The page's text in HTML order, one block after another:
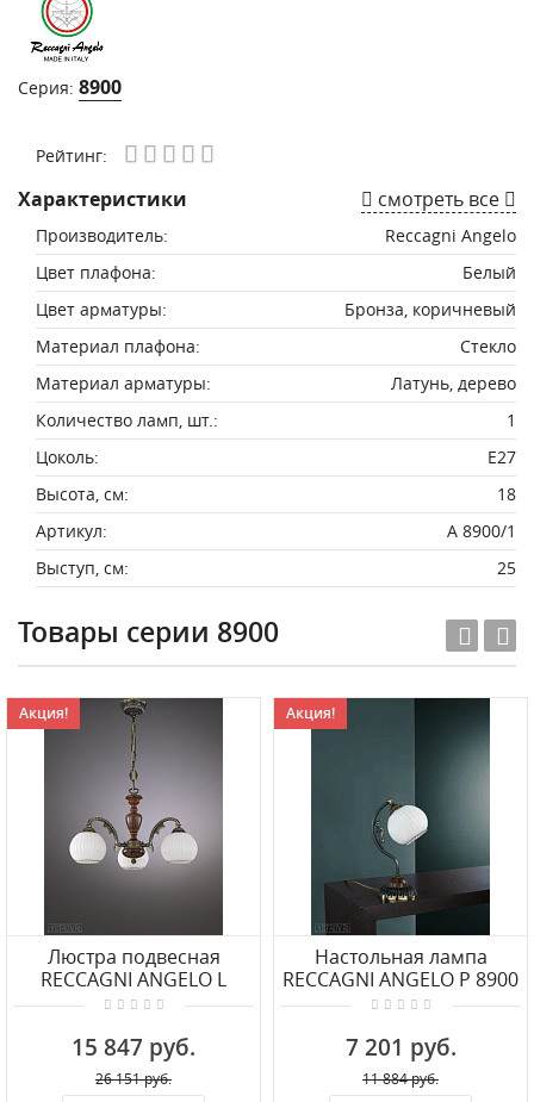
Серия: 8900
Рейтинг:
Характеристики смотреть все
Производитель:
Reccagni Angelo
Цвет плафона:
Белый
Цвет арматуры:
Бронза, коричневый
Материал плафона:
Стекло
Материал арматуры:
Латунь, дерево
Количество ламп, шт.:
1
Цоколь:
E27
Высота, см:
18
Артикул:
A 8900/1
Выступ, см:
25
Товары серии 8900
Акция!
Люстра подвесная
RECCAGNI ANGELO L
8900/3
15 847 руб.
26 151 руб.
Акция!
Настольная лампа
RECCAGNI ANGELO P 8900
P
7 201 руб.
11 884 руб.